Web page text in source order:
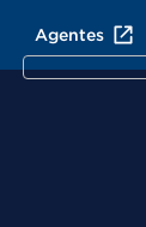
Agentes